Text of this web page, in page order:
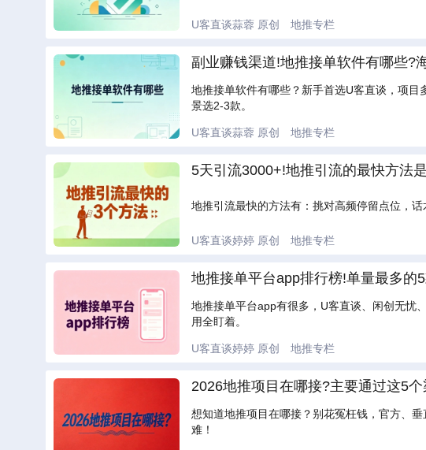
U客直谈蒜蓉 原创 地推专栏
副业赚钱渠道!地推接单软件有哪些?
地推接单软件有哪些？新手首选U客直谈，项
景选2-3款。
U客直谈蒜蓉 原创 地推专栏
5天引流3000+!地推引流的最快方法
地推引流最快的方法有：挑对高频停留点位，
U客直谈婷婷 原创 地推专栏
地推接单平台app排行榜!单量最多的
地推接单平台app有很多，U客直谈、闲创无忧
用全盯着。
U客直谈婷婷 原创 地推专栏
2026地推项目在哪接?主要通过这5
想知道地推项目在哪接？别花冤枉钱，官方、
难！